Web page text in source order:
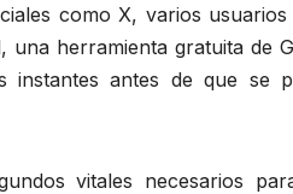
como X, varios
herramienta gratuita de
antes de que se
vitales necesarios